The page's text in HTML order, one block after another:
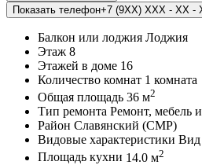
Показать телефон+7 (9XX) XXX - XX -
Балкон или лоджия Лоджия
Этаж 8
Этажей в доме 16
Количество комнат 1 комната
Общая площадь 36 м2
Тип ремонта Ремонт, мебель
Район Славянский (СМР)
Видовые характеристики Вид
Площадь кухни 14.0 м2